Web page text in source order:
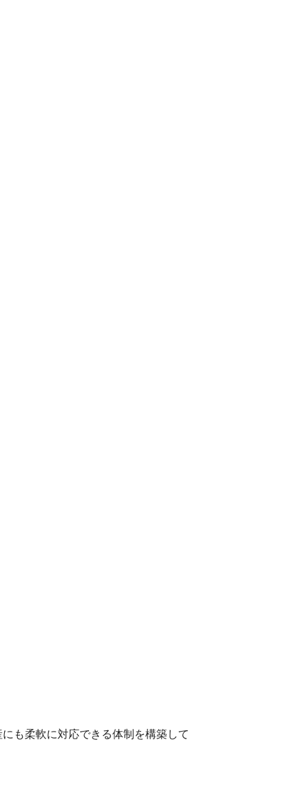
も柔軟に対応できる体制を構築して